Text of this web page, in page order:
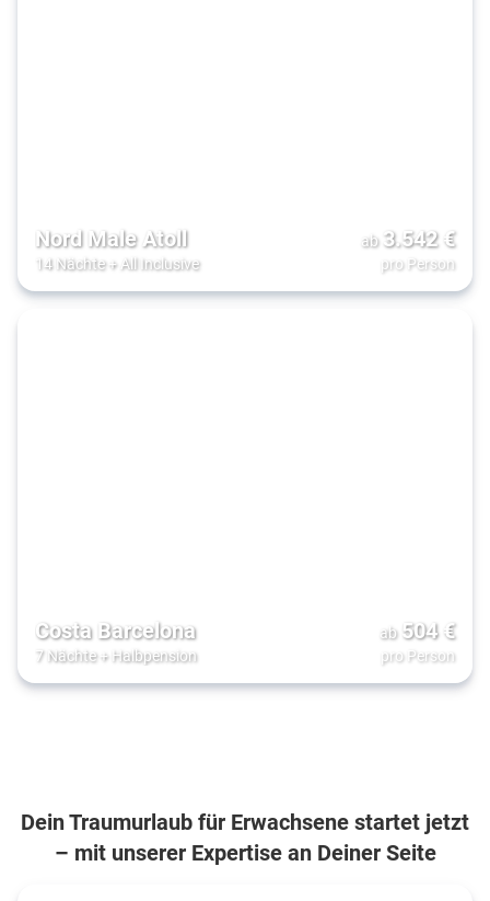
Nord Male Atoll
14 Nächte+ All Inclusive
ab 3.542€
pro Person
Costa Barcelona
7 Nächte+ Halbpension
ab 504€
pro Person
Dein Traumurlaub für Erwachsene startet jetzt
– mit unserer Expertise an Deiner Seite